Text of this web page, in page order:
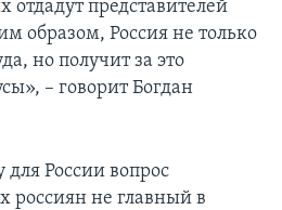
отдадут представителей
образом, Россия не только
но получит за это
– говорит Богдан
для России вопрос
россиян не главный в